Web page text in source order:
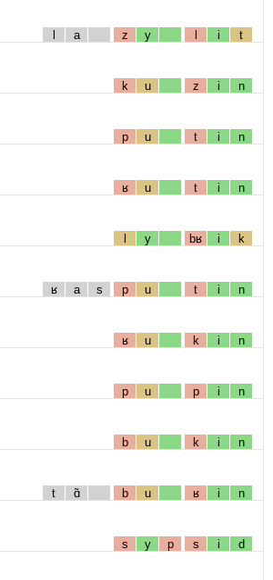
l a z y l i t
k u z i n
p u t i n
ʁ u t i n
l y bʁ i k
ʁ a s p u t i n
ʁ u k i n
p u p i n
b u k i n
t ɑ̃ b u ʁ i n
s y p s i d